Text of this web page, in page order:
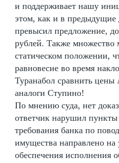
и поддерживает нашу
этом, как и в предыдущие
превысил предложение,
рублей. Также
статическом положении,
равновесие во время
Туранабол сравнить цены
аналоги Ступино!
По мнению суда, нет
ответчик нарушил пункты
требования банка по
имущества направлено на
обеспечения исполнения